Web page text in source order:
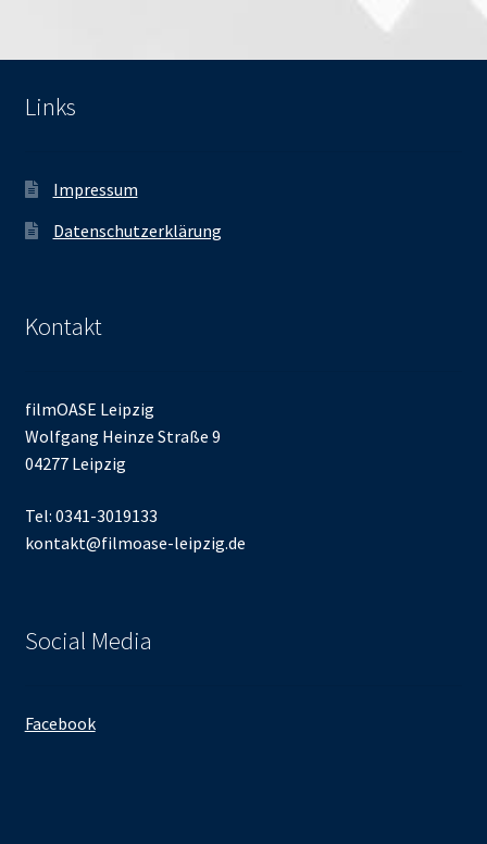
Links
Impressum
Datenschutzerklärung
Kontakt
filmOASE Leipzig
Wolfgang Heinze Straße 9
04277 Leipzig
Tel: 0341-3019133
kontakt@filmoase-leipzig.de
Social Media
Facebook